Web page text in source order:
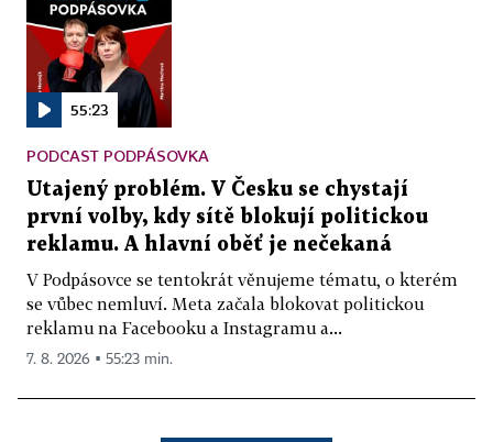
55:23
PODCAST PODPÁSOVKA
Utajený problém. V Česku se chystají
první volby, kdy sítě blokují politickou
reklamu. A hlavní oběť je nečekaná
V Podpásovce se tentokrát věnujeme tématu, o kterém
se vůbec nemluví. Meta začala blokovat politickou
reklamu na Facebooku a Instagramu a...
7. 8. 2026 ▪ 55:23 min.